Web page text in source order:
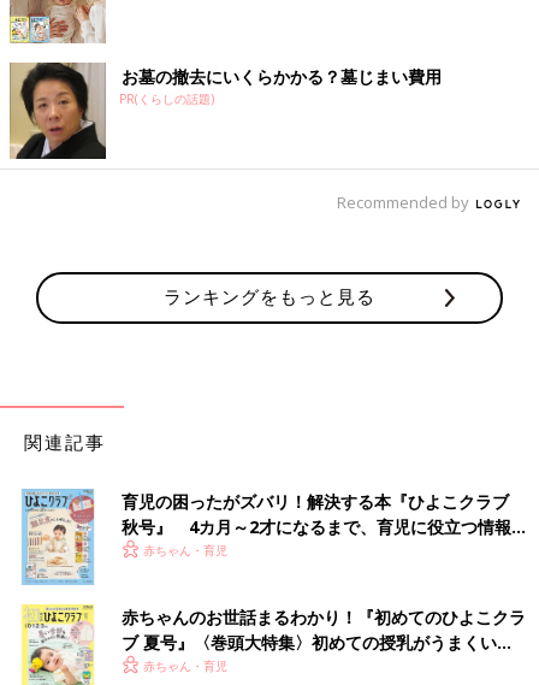
だ・る・ま・さ・ん・が、と左右にゆらゆら揺れるだるまさんが
どうなっちゃう？ ページをめくるたびにくすっと笑える人気の
「ファンも多い『だるまさんが』ですが、わが家の子どもたちは
『だるまさんの』『だるまさんも』も大好きでした。読み聞かせ
に！ 低月齢の赤ちゃんから大人まで楽しめる1冊です」（吉田
さん）
お墓の撤去にいくらかかる？墓じまい費用
PR(くらしの話題)
Recommended by
ランキングをもっと見る
関連記事
育児の困ったがズバリ！解決する本『ひよこクラブ
秋号』 4カ月～2才になるまで、育児に役立つ情報が
いっぱい！
赤ちゃん・育児
赤ちゃんのお世話まるわかり！『初めてのひよこクラ
ブ 夏号』〈巻頭大特集〉初めての授乳がうまくい
く！ おっぱい・ミルクの基本と夏のトラブル 解決テ
赤ちゃん・育児